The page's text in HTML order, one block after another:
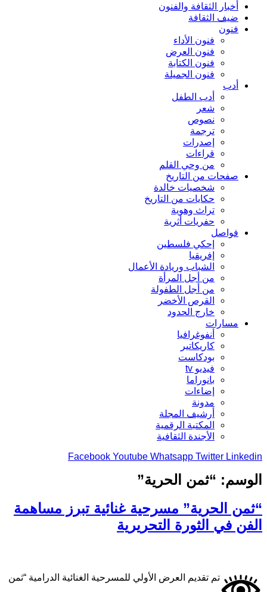
أخبار الثقافة والفنون
ضيف الثقافة
فنون
فنون الأداء
فنون العرض
فنون الكتابة
فنون الجميلة
أدب
أدب الطفل
شعر
نصوص
ترجمة
إصدرات
قراءات
من وحي القلم
صفحات من التاريخ
شخصيات خالدة
حكايات من التاريخ
تراث وهوية
حفريات أثرية
فواصل
إحكي فلسطين
إفريقيا
الشباب وريادة الأعمال
من أجل المرأة
من أجل الطفولة
القرص الأخضر
خارج الحدود
مسارات
أنفوغرافيا
كاريكاتير
بودكاست
فيديو tv
بانوراما
إضاءات
مدونة
أرشيف المجلة
المكتبة الرقمية
الأجندة الثقافية
Facebook Youtube Whatsapp Twitter Linkedin
الوسم: “ثمن الحرية”
“ثمن الحرية” مسرحية غنائية تبرز مساهمة
الفن في الثورة التحريرية
تم تقديم العرض الأولي للمسرحية الغنائية الدرامية “ثمن